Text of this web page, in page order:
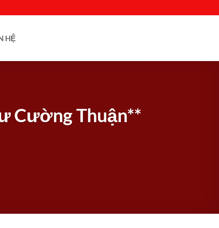
HỆ
Cường Thuận**